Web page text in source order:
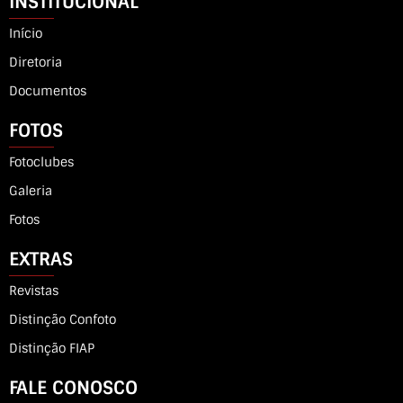
Início
Diretoria
Documentos
FOTOS
Fotoclubes
Galeria
Fotos
EXTRAS
Revistas
Distinção Confoto
Distinção FIAP
FALE CONOSCO